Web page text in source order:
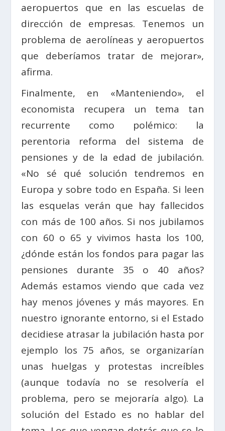
aeropuertos que en las escuelas de
dirección de empresas. Tenemos un
problema de aerolíneas y aeropuertos
que deberíamos tratar de mejorar»,
afirma.
Finalmente, en «Manteniendo», el
economista recupera un tema tan
recurrente como polémico: la
perentoria reforma del sistema de
pensiones y de la edad de jubilación.
«No sé qué solución tendremos en
Europa y sobre todo en España. Si leen
las esquelas verán que hay fallecidos
con más de 100 años. Si nos jubilamos
con 60 o 65 y vivimos hasta los 100,
¿dónde están los fondos para pagar las
pensiones durante 35 o 40 años?
Además estamos viendo que cada vez
hay menos jóvenes y más mayores. En
nuestro ignorante entorno, si el Estado
decidiese atrasar la jubilación hasta por
ejemplo los 75 años, se organizarían
unas huelgas y protestas increíbles
(aunque todavía no se resolvería el
problema, pero se mejoraría algo). La
solución del Estado es no hablar del